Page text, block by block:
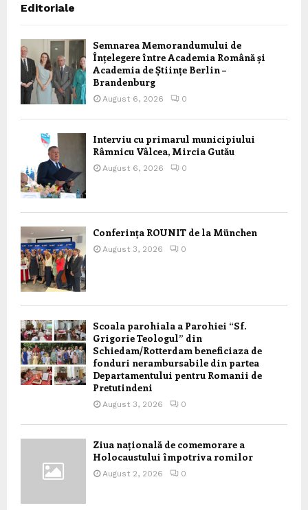
Editoriale
Semnarea Memorandumului de
Înțelegere între Academia Română și
Academia de Științe Berlin –
Brandenburg
August 6, 2026 0
Interviu cu primarul municipiului
Râmnicu Vâlcea, Mircia Gutău
August 6, 2026 0
Conferința ROUNIT de la München
August 3, 2026 0
Scoala parohiala a Parohiei “Sf.
Grigorie Teologul” din
Schiedam/Rotterdam beneficiaza de
fonduri nerambursabile din partea
Departamentului pentru Romanii de
Pretutindeni
August 3, 2026 0
Ziua națională de comemorare a
Holocaustului împotriva romilor
August 2, 2026 0